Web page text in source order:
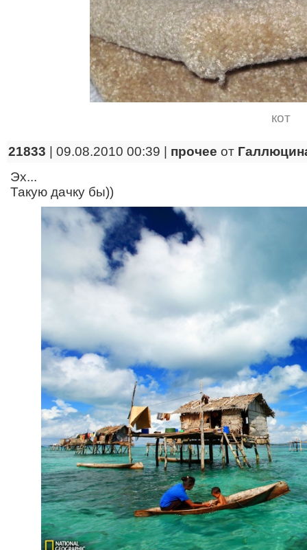
кот
21833 | 09.08.2010 00:39 | прочее от
Эх...
Такую дачку бы))